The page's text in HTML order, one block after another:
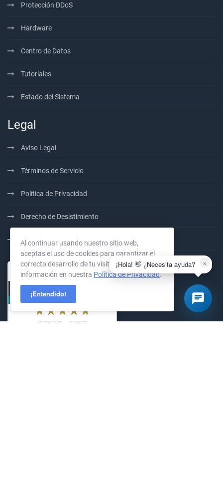
Protección DDoS
Hardware
Centro de Datos
Tutoriales
Estado del Sistema
Legal
Aviso Legal
Términos de Servicio
Política de Privacidad
Derecho de Desistimiento
100% PrePaid
Al continuar usando nuestro sitio web,
aceptas el uso de cookies para garantizar el
correcto desarrollo de tu visita. Más
información en nuestra Política de Privacidad.
¡Entendido!
×
¡Hola! 👋 ¿Necesita ayuda?